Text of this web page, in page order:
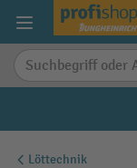
springen
Löttechnik